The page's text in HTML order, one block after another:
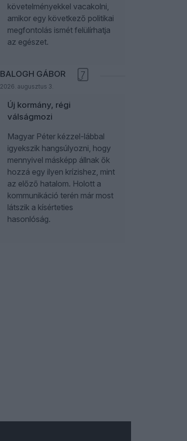
követelményekkel vacakolni,
amikor egy következő politikai
megfontolás ismét felülírhatja
az egészet.
BALOGH GÁBOR
2026. augusztus 3.
7
Új kormány, régi
válságmozi
Magyar Péter kézzel-lábbal
igyekszik hangsúlyozni, hogy
mennyivel másképp állnak ők
hozzá egy ilyen krízishez, mint
az előző hatalom. Holott a
kommunikáció terén már most
látszik a kísérteties
hasonlóság.